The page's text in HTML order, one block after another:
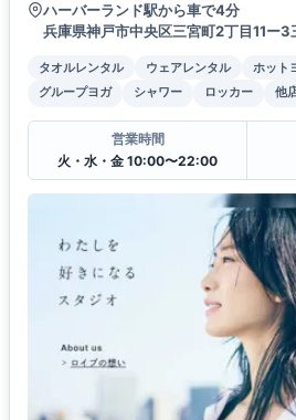
ハーバーランド駅から車で4分
兵庫県神戸市中央区三宮町2丁目11ー
タオルレンタル ウェアレンタル ホット
グループヨガ
シャワー ロッカー 他
営業時間
火・水・金 10:00〜22:00